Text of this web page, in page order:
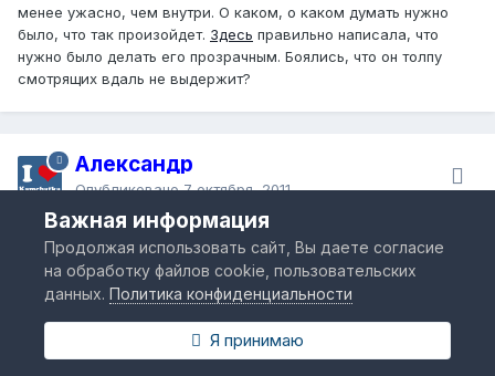
менее ужасно, чем внутри. О каком, о каком думать нужно
было, что так произойдет. Здесь правильно написала, что
нужно было делать его прозрачным. Боялись, что он толпу
смотрящих вдаль не выдержит?
Александр
Опубликовано7 октября, 2011
Интересно, что промолчали одырах в стенах надземного
пешеходного перехода. Почему?
www.fotopetropavlovsk.ru
Важная информация
Продолжая использовать сайт, Вы даете согласие
на обработку файлов cookie, пользовательских
данных.Политика конфиденциальности
Я принимаю